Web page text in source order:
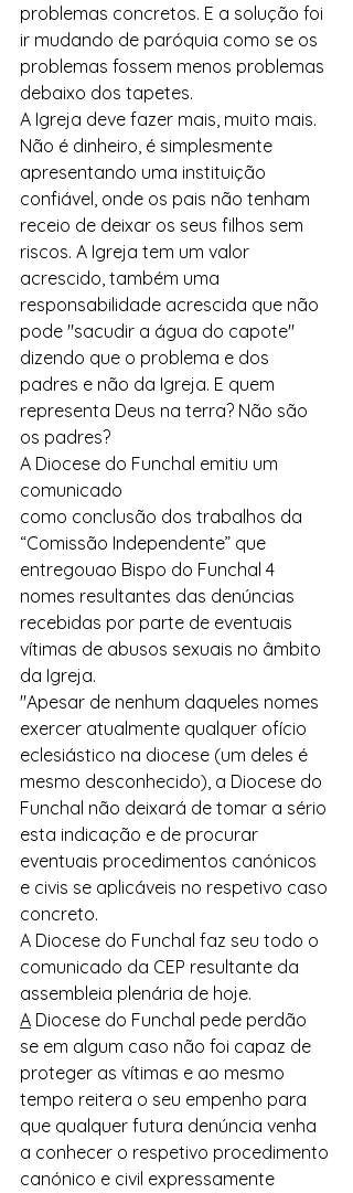
problemas concretos. E a solução foi
ir mudando de paróquia como se os
problemas fossem menos problemas
debaixo dos tapetes.
A Igreja deve fazer mais, muito mais.
Não é dinheiro, é simplesmente
apresentando uma instituição
confiável, onde os pais não tenham
receio de deixar os seus filhos sem
riscos. A Igreja tem um valor
acrescido, também uma
responsabilidade acrescida que não
pode "sacudir a água do capote"
dizendo que o problema e dos
padres e não da Igreja. E quem
representa Deus na terra? Não são
os padres?
A Diocese do Funchal emitiu um
comunicado
como conclusão dos trabalhos da
“Comissão Independente” que
entregouao Bispo do Funchal 4
nomes resultantes das denúncias
recebidas por parte de eventuais
vítimas de abusos sexuais no âmbito
da Igreja.
"Apesar de nenhum daqueles nomes
exercer atualmente qualquer ofício
eclesiástico na diocese (um deles é
mesmo desconhecido), a Diocese do
Funchal não deixará de tomar a sério
esta indicação e de procurar
eventuais procedimentos canónicos
e civis se aplicáveis no respetivo caso
concreto.
A Diocese do Funchal faz seu todo o
comunicado da CEP resultante da
assembleia plenária de hoje.
A Diocese do Funchal pede perdão
se em algum caso não foi capaz de
proteger as vítimas e ao mesmo
tempo reitera o seu empenho para
que qualquer futura denúncia venha
a conhecer o respetivo procedimento
canónico e civil expressamente